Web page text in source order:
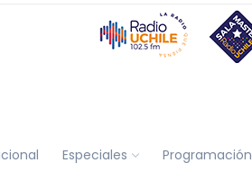
Especiales Programación